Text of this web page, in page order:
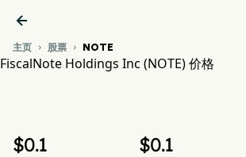

主页  股票  NOTE
FiscalNote Holdings Inc (NOTE) 价格
$0.1 $0.1